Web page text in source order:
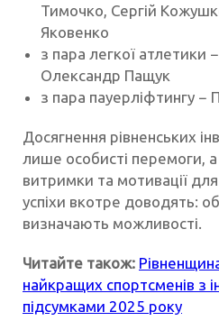
Тимочко, Сергій
Яковенко
з пара легкої атлетики
Олександр Пащук
з пара пауерліфтингу −
Досягнення рівненських
лише особисті перемоги,
витримки та мотивації для
успіхи вкотре доводять:
визначають можливості.
Читайте також:
найкращих спортсменів з
підсумками 2025 року